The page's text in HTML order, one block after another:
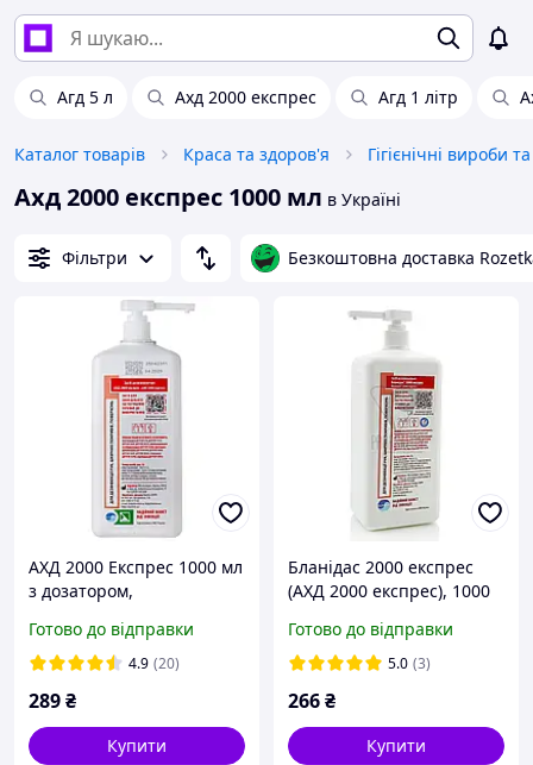
Агд 5 л Ахд 2000 експрес Агд 1 літр
Каталог товарів Краса та здоров'я Гігієнічні вироби
Ахд 2000 експрес 1000 мл в Україні
Фільтри Безкоштовна доставка
АХД 2000 Експрес 1000 мл
з дозатором,
обробки інструментів та
поверхонь, антисептик
Готово до відправки
4.9 (20)
289₴
Купити
Бланідас 2000 експрес
(АХД 2000 експрес), 1000
Готово до відправки
5.0 (3)
266₴
Купити